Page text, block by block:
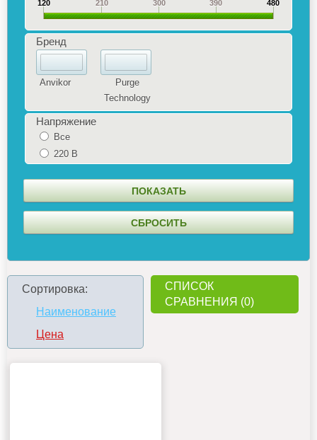
120 210 300 390 480
Бренд
Anvikor
Purge
Technology
Напряжение
Все
220 В
Сортировка:
Наименование
Цена
СПИСОК
СРАВНЕНИЯ (0)